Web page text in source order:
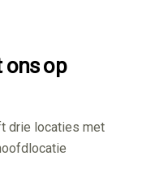
ons op
drie locaties met